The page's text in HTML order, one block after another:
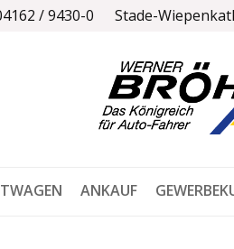
/ 9430-0 Stade-
ANKAUF